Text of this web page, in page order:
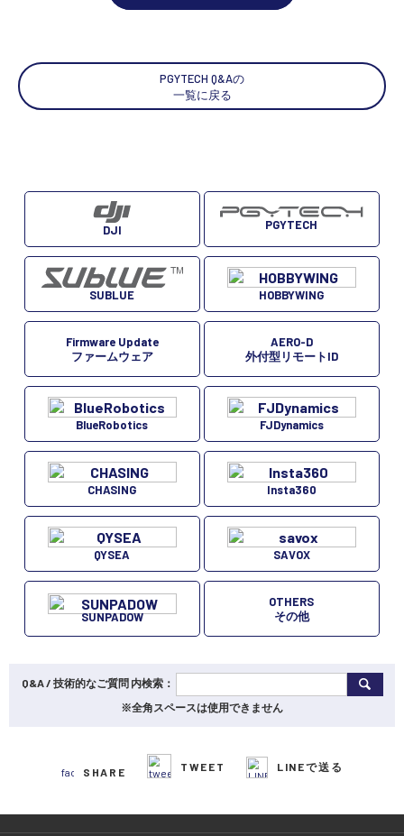
PGYTECH Q&Aの
一覧に戻る
DJI PGYTECH
SUBLUE HOBBYWING
Firmware Update
ファームウェア
AERO-D
外付型リモートID
BlueRobotics FJDynamics
CHASING Insta360
QYSEA SAVOX
SUNPADOW
OTHERS
その他
Q&A / 技術的なご質問 内検索：
※全角スペースは使用できません
SHARE TWEET LINEで送る